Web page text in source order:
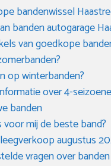
bandenwissel
banden autogarage
van goedkope
op winterbanden?
over 4-
banden
mij de beste band?
augustus
vragen over